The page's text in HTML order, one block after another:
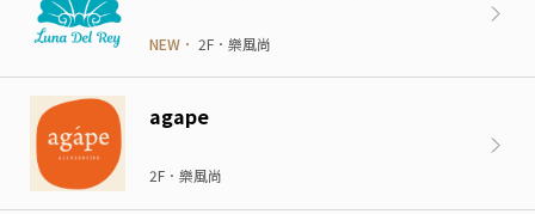
NEW． 2F．樂風尚
agape
2F．樂風尚